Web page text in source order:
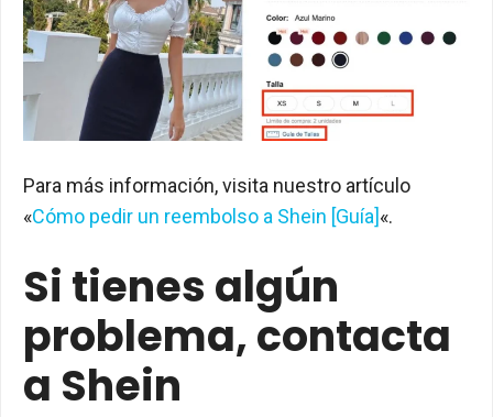
Para más información, visita nuestro artículo
«Cómo pedir un reembolso a Shein [Guía]«.
Si tienes algún
problema, contacta
a Shein